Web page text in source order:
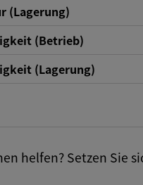
(Lagerung)
(Betrieb)
(Lagerung)
helfen? Setzen Sie